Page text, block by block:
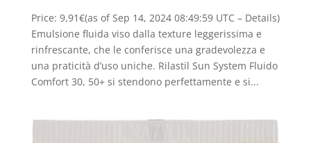
Price: 9,91€(as of Sep 14, 2024 08:49:59 UTC – Details)
Emulsione fluida viso dalla texture leggerissima e
rinfrescante, che le conferisce una gradevolezza e
una praticità d’uso uniche. Rilastil Sun System Fluido
Comfort 30, 50+ si stendono perfettamente e si...